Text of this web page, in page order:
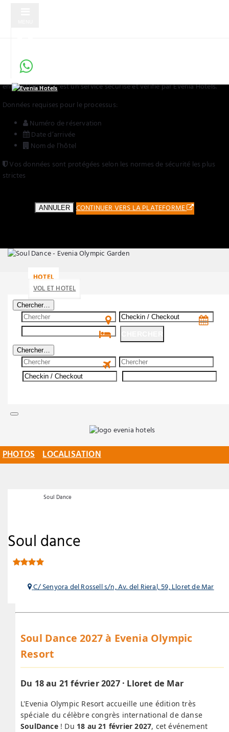
Vous serez redirigé vers une plateforme externe pour compléter votre
enregistrement. C’est un service sécurisé et vérifié par Evenia Hotels.
Données requises pour le processus:
Numéro de réservation
Date d’arrivée
Nom de l’hôtel
Vos données sont protégées selon les normes de sécurité les plus
strictes
ANNULER CONTINUER VERS LA PLATEFORME
HOTEL
VOL ET HOTEL
Chercher…
Chercher…
PHOTOS LOCALISATION
Soul Dance
Soul dance
C/ Senyora del Rossell s/n, Av. del Rieral, 59, Lloret de Mar
Soul Dance 2027 à Evenia Olympic
Resort
Du 18 au 21 février 2027 · Lloret de Mar
L'Evenia Olympic Resort accueille une édition très
spéciale du célèbre congrès international de danse
SoulDance! Du 18 au 21 février 2027, cet événement